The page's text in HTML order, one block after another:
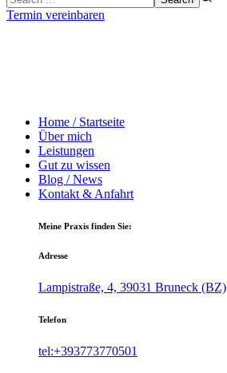
Termin vereinbaren
Home / Startseite
Über mich
Leistungen
Gut zu wissen
Blog / News
Kontakt & Anfahrt
Meine Praxis finden Sie:
Adresse
Lampistraße, 4, 39031 Bruneck (BZ)
Telefon
tel:+393773770501